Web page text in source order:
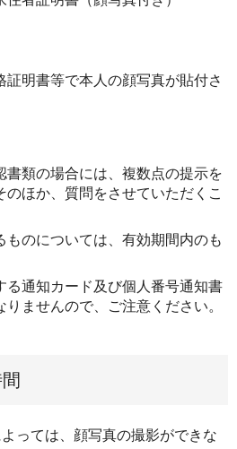
証明書等で本人の顔写真が貼付さ
書類の場合には、複数点の提示を
のほか、質問をさせていただくこ
ものについては、有効期間内のも
る通知カード及び個人番号通知書
ませんので、ご注意ください。
っては、顔写真の撮影ができな